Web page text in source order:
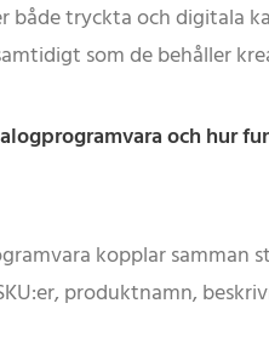
både tryckta och digitala
som de behåller
och hur
kopplar samman
produktnamn,